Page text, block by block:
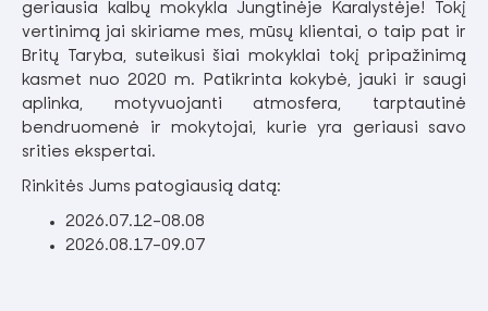
geriausia kalbų mokykla Jungtinėje Karalystėje! Tokį
vertinimą jai skiriame mes, mūsų klientai, o taip pat ir
Britų Taryba, suteikusi šiai mokyklai tokį pripažinimą
kasmet nuo 2020 m. Patikrinta kokybė, jauki ir saugi
aplinka, motyvuojanti atmosfera, tarptautinė
bendruomenė ir mokytojai, kurie yra geriausi savo
srities ekspertai.
Rinkitės Jums patogiausią datą:
2026.07.12-08.08
2026.08.17-09.07